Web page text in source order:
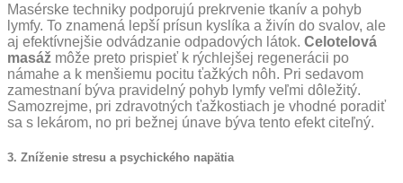
Masérske techniky podporujú prekrvenie tkanív a pohyb
lymfy. To znamená lepší prísun kyslíka a živín do svalov, ale
aj efektívnejšie odvádzanie odpadových látok. Celotelová
masáž môže preto prispieť k rýchlejšej regenerácii po
námahe a k menšiemu pocitu ťažkých nôh. Pri sedavom
zamestnaní býva pravidelný pohyb lymfy veľmi dôležitý.
Samozrejme, pri zdravotných ťažkostiach je vhodné poradiť
sa s lekárom, no pri bežnej únave býva tento efekt citeľný.
3. Zníženie stresu a psychického napätia